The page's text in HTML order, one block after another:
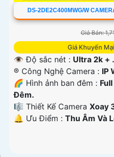
DS-2DE2C400MWG/W
Giá Bán:
Giá Khuyến
👁 Độ sắc nét : Ultra 2k + .
®️ Công Nghệ Camera : IP
🌈 Hình ảnh ban đêm :
Ðêm.
🎼️ Thiết Kế Camera Xoay
️🔔 Ưu Điểm : Thu Âm Và